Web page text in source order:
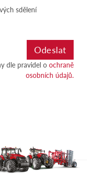
sdělení
dle pravidel oochraně
osobních údajů.